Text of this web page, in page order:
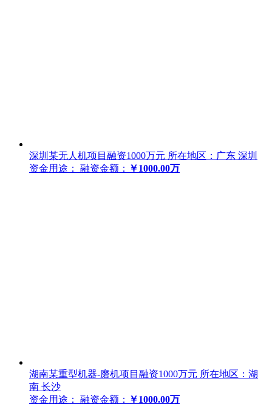
深圳某无人机项目融资1000万元 所在地区：广东 深圳
资金用途：
融资金额： ￥1000.00万
湖南某重型机器-磨机项目融资1000万元 所在地区：湖
南 长沙
资金用途：
融资金额： ￥1000.00万